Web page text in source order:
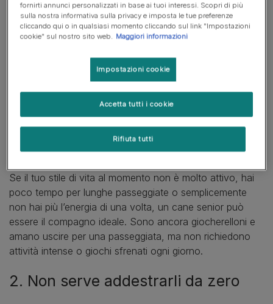
I vantaggi di adottare un cane
adulto
Oltre alla bellissima sensazione di dare una casa a un
scegliere un cane adulto può essere una decisione
davvero vantaggiosa.
1. I cani adulti sono più tranquilli
Se il tuo stile di vita al momento non è molto attivo, hai
poco tempo per lunghe passeggiate o semplicemente
non hai più l’energia di una volta, un cane senior può
essere il compagno ideale. Sono ancora giocherelloni e
amano uscire per una passeggiata, ma non richiedono
attività intense o giochi sfrenati ogni giorno.
2. Non serve addestrarli da zero
fornirti annunci personalizzati in base ai tuoi interessi. Scopri di più
sulla nostra informativa sulla privacy e imposta le tue preferenze
cliccando qui o in qualsiasi momento cliccando sul link "Impostazioni
cookie" sul nostro sito web. Maggiori informazioni
Impostazioni cookie
Rifiuta tutti
Accetta tutti i cookie